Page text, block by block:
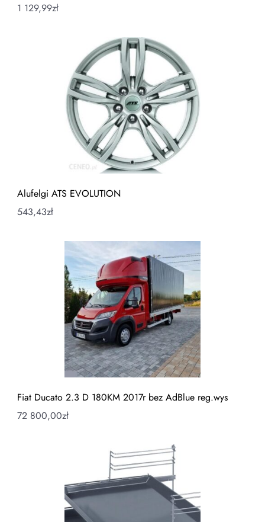
1 129,99zł
Alufelgi ATS EVOLUTION
543,43zł
Fiat Ducato 2.3 D 180KM 2017r bez AdBlue reg.wys
72 800,00zł